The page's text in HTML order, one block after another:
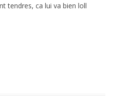
tendres, ca lui va bien loll